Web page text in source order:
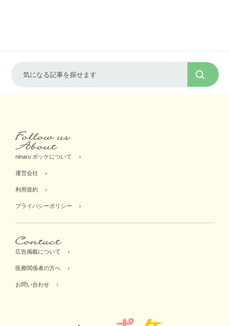
ninaru ポッケについて
運営会社
利用規約
プライバシーポリシー
広告掲載について
医療関係者の方へ
お問い合わせ